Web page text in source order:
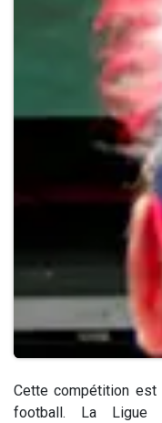
Cette compétition est
football. La Ligue